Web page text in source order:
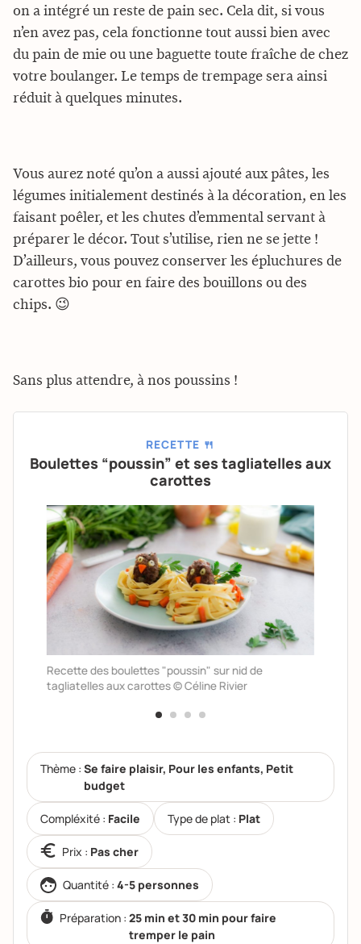
on a intégré un reste de pain sec. Cela dit, si vous
n’en avez pas, cela fonctionne tout aussi bien avec
du pain de mie ou une baguette toute fraîche de chez
votre boulanger. Le temps de trempage sera ainsi
réduit à quelques minutes.
Vous aurez noté qu’on a aussi ajouté aux pâtes, les
légumes initialement destinés à la décoration, en les
faisant poêler, et les chutes d’emmental servant à
préparer le décor. Tout s’utilise, rien ne se jette !
D’ailleurs, vous pouvez conserver les épluchures de
carottes bio pour en faire des bouillons ou des
chips. 😉
Sans plus attendre, à nos poussins !
RECETTE 🍴
Boulettes “poussin” et ses tagliatelles aux
carottes
Recette des boulettes "poussin" sur nid de
tagliatelles aux carottes © Céline Rivier
Thème : Se faire plaisir, Pour les enfants, Petit
budget
Compléxité : Facile Type de plat : Plat
Prix : Pas cher
Quantité : 4-5 personnes
Préparation :25 min et 30 min pour faire
tremper le pain